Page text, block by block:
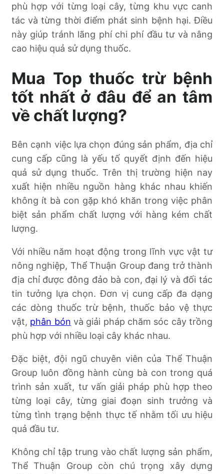
phù hợp với từng loại cây, từng khu vực canh
tác và từng thời điểm phát sinh bệnh hại. Điều
này giúp tránh lãng phí chi phí đầu tư và nâng
cao hiệu quả sử dụng thuốc.
Mua Top thuốc trừ bệnh
tốt nhất ở đâu để an tâm
về chất lượng?
Bên cạnh việc lựa chọn đúng sản phẩm, địa chỉ
cung cấp cũng là yếu tố quyết định đến hiệu
quả sử dụng thuốc. Trên thị trường hiện nay
xuất hiện nhiều nguồn hàng khác nhau khiến
không ít bà con gặp khó khăn trong việc phân
biệt sản phẩm chất lượng với hàng kém chất
lượng.
Với nhiều năm hoạt động trong lĩnh vực vật tư
nông nghiệp, Thể Thuận Group đang trở thành
địa chỉ được đông đảo bà con, đại lý và đối tác
tin tưởng lựa chọn. Đơn vị cung cấp đa dạng
các dòng thuốc trừ bệnh, thuốc bảo vệ thực
vật, phân bón và giải pháp chăm sóc cây trồng
phù hợp với nhiều loại cây khác nhau.
Đặc biệt, đội ngũ chuyên viên của Thể Thuận
Group luôn đồng hành cùng bà con trong quá
trình sản xuất, tư vấn giải pháp phù hợp theo
từng loại cây, từng giai đoạn sinh trưởng và
từng tình trạng bệnh thực tế nhằm tối ưu hiệu
quả đầu tư.
Không chỉ tập trung vào chất lượng sản phẩm,
Thể Thuận Group còn chú trọng xây dựng